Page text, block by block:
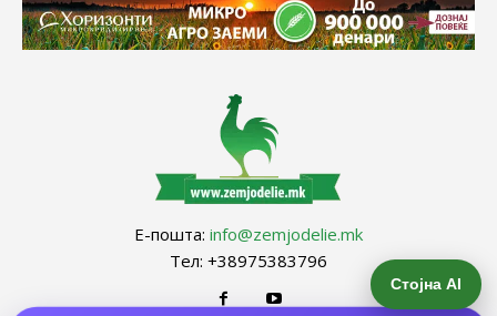
Е-пошта: info@zemjodelie.mk
Тел: +38975383796
Стојна AI